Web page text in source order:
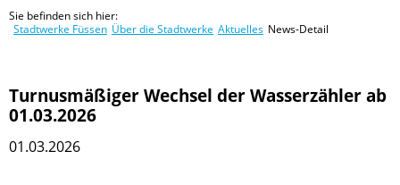
Sie befinden sich hier:
Stadtwerke Füssen Über die Stadtwerke Aktuelles News-Detail
Turnusmäßiger Wechsel der Wasserzähler ab
01.03.2026
01.03.2026